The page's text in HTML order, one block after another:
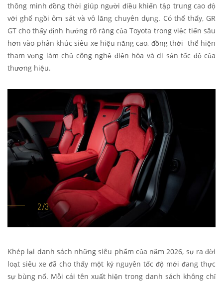
thông minh đồng thời giúp người điều khiển tập trung cao độ
với ghế ngồi ôm sát và vô lăng chuyên dụng. Có thể thấy, GR
GT cho thấy định hướng rõ ràng của Toyota trong việc tiến sâu
hơn vào phân khúc siêu xe hiệu năng cao, đồng thời thể hiện
tham vọng làm chủ công nghệ điện hóa và di sản tốc độ của
thương hiệu.
Khép lại danh sách những siêu phẩm của năm 2026, sự ra đời
loạt siêu xe đã cho thấy một kỷ nguyên tốc độ mới đang thực
sự bùng nổ. Mỗi cái tên xuất hiện trong danh sách không chỉ